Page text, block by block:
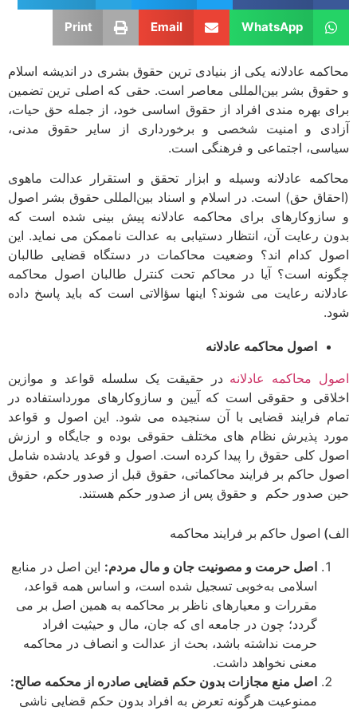
WhatsApp
Email
Print
عادلانه یکی از بنیادی ­ترین حقوق بشری در اندیشه اسلام
بشر بین‌المللی معاصر است. حقی که اصلی ­ترین تضمین
بهره­ مندی افراد از حقوق اساسی خود، از جمله حق حیات،
و امنیت شخصی و برخورداری از سایر حقوق مدنی،
اجتماعی و فرهنگی است.
عادلانه وسیله و ابزار تحقق و استقرار عدالت ماهوی
حق) است. در اسلام و اسناد بین‌المللی حقوق بشر اصول
برای محاکمه عادلانه پیش ­بینی شده است که
رعایت آن، انتظار دستیابی به عدالت ناممکن می­ نماید. این
کدام اند؟ وضعیت محاکمات در دستگاه قضایی طالبان
است؟ آیا در محاکم تحت کنترل طالبان اصول محاکمه
رعایت می شوند؟ اینها سؤالاتی است که باید پاسخ داده
اصول محاکمه عادلانه
محاکمه عادلانهدر حقیقت یک سلسله قواعد و موازین
و حقوقی است که آیین و سازوکارهای مورداستفاده در
فرایند قضایی با آن سنجیده می ­شود. این اصول و قواعد
پذیرش نظام ­های مختلف حقوقی بوده و جایگاه و ارزش
کلی حقوق را پیدا کرده است. اصول و قوعد یادشده شامل
حاکم بر فرایند محاکماتی، حقوق قبل از صدور حکم، حقوق
صدور حکم و حقوق پس از صدور حکم هستند.
اصول حاکم بر فرایند محاکمه
اصل حرمت و مصونیت جان و مال مردم:این اصل در منابع
اسلامی به‌خوبی تسجیل شده است، و اساس همه قواعد،
مقررات و معیارهای ناظر بر محاکمه به همین اصل بر می
­گردد؛ چون در جامعه ­ای که جان، مال و حیثیت افراد
حرمت نداشته باشد، بحث از عدالت و انصاف در محاکمه
معنی نخواهد داشت.
اصل منع مجازات بدون حکم قضایی صادره از محکمه صالح:
ممنوعیت هرگونه تعرض به افراد بدون حکم قضایی ناشی